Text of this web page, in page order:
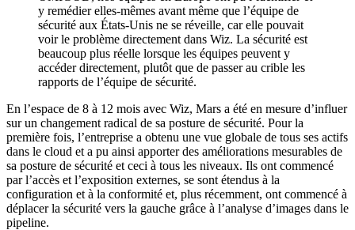
y remédier elles-mêmes avant même que l’équipe de
sécurité aux États-Unis ne se réveille, car elle pouvait
voir le problème directement dans Wiz. La sécurité est
beaucoup plus réelle lorsque les équipes peuvent y
accéder directement, plutôt que de passer au crible les
rapports de l’équipe de sécurité.
En l’espace de 8 à 12 mois avec Wiz, Mars a été en mesure d’influer
sur un changement radical de sa posture de sécurité. Pour la
première fois, l’entreprise a obtenu une vue globale de tous ses actifs
dans le cloud et a pu ainsi apporter des améliorations mesurables de
sa posture de sécurité et ceci à tous les niveaux. Ils ont commencé
par l’accès et l’exposition externes, se sont étendus à la
configuration et à la conformité et, plus récemment, ont commencé à
déplacer la sécurité vers la gauche grâce à l’analyse d’images dans le
pipeline.